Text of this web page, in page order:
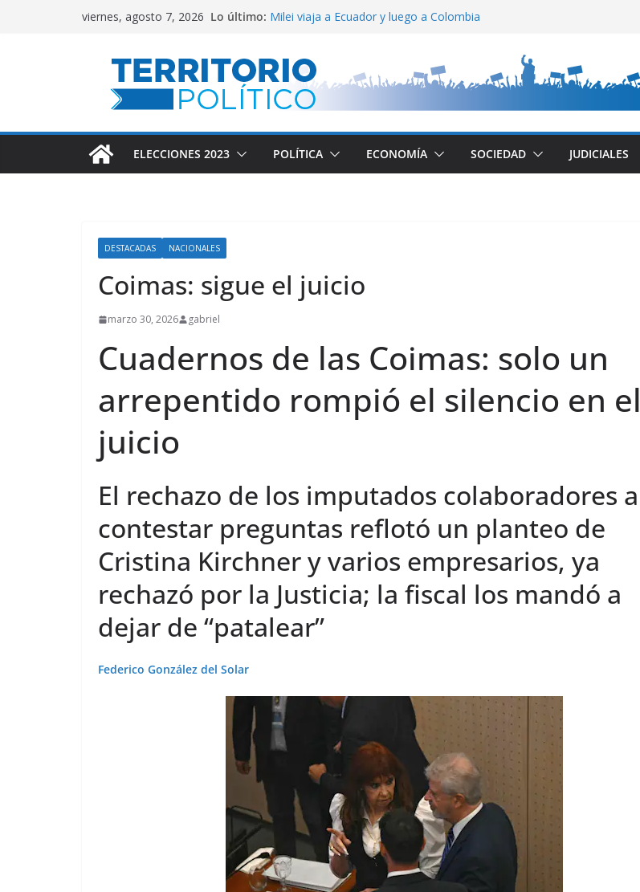
viernes, agosto 7, 2026 Lo último: Milei viaja a Ecuador y luego a Colombia
Reservas del Central: gran aumento
Conflicto por Vaca Muerta
ELECCIONES 2023 POLÍTICA ECONOMÍA SOCIEDAD JUDICIALES
DESTACADAS NACIONALES
Coimas: sigue el juicio
marzo 30, 2026 gabriel
Cuadernos de las Coimas: solo un
arrepentido rompió el silencio en el
juicio
El rechazo de los imputados colaboradores a
contestar preguntas reflotó un planteo de
Cristina Kirchner y varios empresarios, ya
rechazó por la Justicia; la fiscal los mandó a
dejar de “patalear”
Federico González del Solar